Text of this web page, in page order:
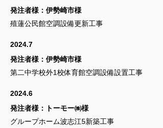
発注者様：伊勢崎市様
殖蓮公民館空調設備更新工事
2024.7
発注者様：伊勢崎市様
第二中学校外1校体育館空調設備設置工事
2024.6
発注者様：トーモー㈱様
グループホーム波志江5新築工事